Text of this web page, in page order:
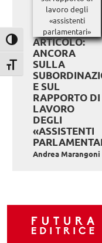
Attiva/disattiva alto
Attiva/disattiva
ARTICOLO:
ANCORA
SULLA
E SUL
RAPPORTO DI
LAVORO
DEGLI
«ASSISTENTI
Andrea Marangoni